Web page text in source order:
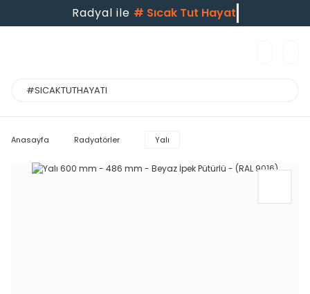
Radyal ile # Sıcak Tut Hayatı
Anasayfa Radyatörler Yalı